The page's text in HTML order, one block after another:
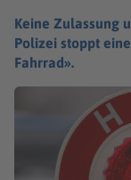
Keine Zulassung
Polizei stoppt
Fahrrad».